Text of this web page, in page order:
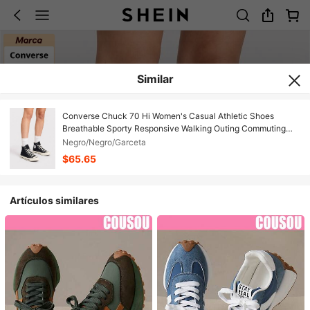
Similar
Converse Chuck 70 Hi Women's Casual Athletic Shoes
Breathable Sporty Responsive Walking Outing Commuting
162050C
Negro/Negro/Garceta
$65.65
Artículos similares